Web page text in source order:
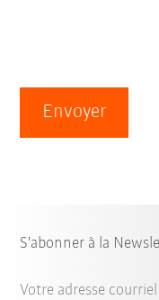
Envoyer
S'abonner à la
Votre adresse courriel